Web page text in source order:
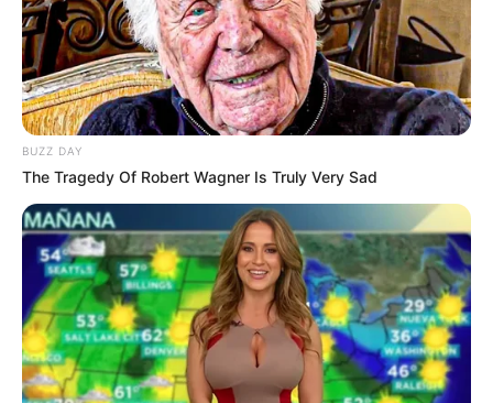
BUZZ DAY
The Tragedy Of Robert Wagner Is Truly Very Sad